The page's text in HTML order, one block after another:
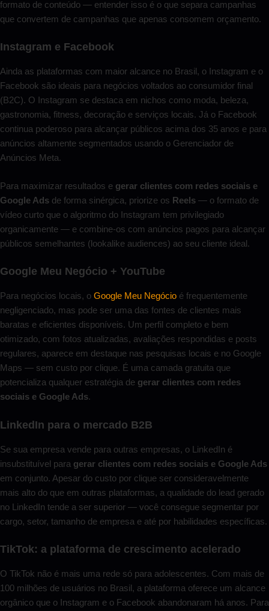
formato de conteúdo — entender isso é o que separa campanhas
que convertem de campanhas que apenas consomem orçamento.
Instagram e Facebook
Ainda as plataformas com maior alcance no Brasil, o Instagram e o
Facebook são ideais para negócios voltados ao consumidor final
(B2C). O Instagram se destaca em nichos como moda, beleza,
gastronomia, fitness, decoração e serviços locais. Já o Facebook
continua poderoso para alcançar públicos acima dos 35 anos e para
anúncios altamente segmentados usando o Gerenciador de
Anúncios Meta.
Para maximizar resultados e gerar clientes com redes sociais e
Google Ads de forma sinérgica, priorize os Reels — o formato de
vídeo curto que o algoritmo do Instagram tem privilegiado
organicamente — e combine-os com anúncios pagos para alcançar
públicos semelhantes (lookalike audiences) ao seu cliente ideal.
Google Meu Negócio + YouTube
Para negócios locais, o Google Meu Negócio é frequentemente
negligenciado, mas pode ser uma das fontes de clientes mais
baratas e eficientes disponíveis. Um perfil completo e bem
otimizado, com fotos atualizadas, avaliações respondidas e posts
regulares, aparece em destaque nas pesquisas locais e no Google
Maps — sem custo por clique. É uma camada gratuita que
potencializa qualquer estratégia de gerar clientes com redes
sociais e Google Ads.
LinkedIn para o mercado B2B
Se sua empresa vende para outras empresas, o LinkedIn é
insubstituível para gerar clientes com redes sociais e Google Ads
em conjunto. Apesar do custo por clique ser consideravelmente
mais alto do que em outras plataformas, a qualidade do lead gerado
no LinkedIn tende a ser superior — você consegue segmentar por
cargo, setor, tamanho de empresa e até por habilidades específicas.
TikTok: a plataforma de crescimento acelerado
O TikTok não é mais uma rede só para adolescentes. Com mais de
100 milhões de usuários no Brasil, a plataforma oferece um alcance
orgânico que o Instagram e o Facebook abandonaram há anos. Para